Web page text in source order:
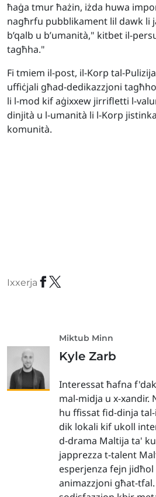
ħaġa tmur ħażin, iżda huwa
nagħrfu pubblikament lil dawk li
b’qalb u b’umanità," kitbet il-
tagħha."
Fi tmiem il-post, il-Korp tal-
uffiċjali għad-dedikazzjoni
li l-mod kif aġixxew jirrifletti l-
dinjità u l-umanità li l-Korp
komunità.
Ixxerja
Miktub Minn
Kyle Zarb
Interessat ħafna
mal-midja u x-xandir.
hu ffissat fid-dinja
dik lokali kif ukoll
d-drama Maltija ta'
japprezza t-talent
esperjenza fejn
animazzjoni għat-